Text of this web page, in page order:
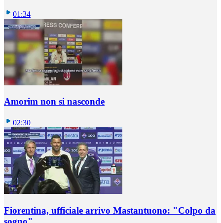
01:34
Amorim non si nasconde
02:30
Fiorentina, ufficiale arrivo Mastantuono: "Colpo da